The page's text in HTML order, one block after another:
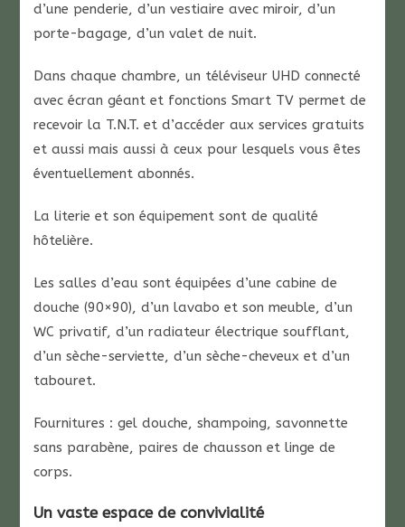
d’une penderie, d’un vestiaire avec miroir, d’un
porte-bagage, d’un valet de nuit.
Dans chaque chambre, un téléviseur UHD connecté
avec écran géant et fonctions Smart TV permet de
recevoir la T.N.T. et d’accéder aux services gratuits
et aussi mais aussi à ceux pour lesquels vous êtes
éventuellement abonnés.
La literie et son équipement sont de qualité
hôtelière.
Les salles d’eau sont équipées d’une cabine de
douche (90×90), d’un lavabo et son meuble, d’un
WC privatif, d’un radiateur électrique soufflant,
d’un sèche-serviette, d’un sèche-cheveux et d’un
tabouret.
Fournitures : gel douche, shampoing, savonnette
sans parabène, paires de chausson et linge de
corps.
Un vaste espace de convivialité